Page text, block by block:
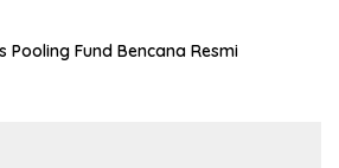
Pooling Fund Bencana Resmi